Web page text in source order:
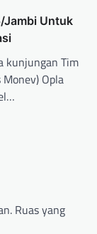
Jambi Untuk
kunjungan Tim
Opla
Ruas yang